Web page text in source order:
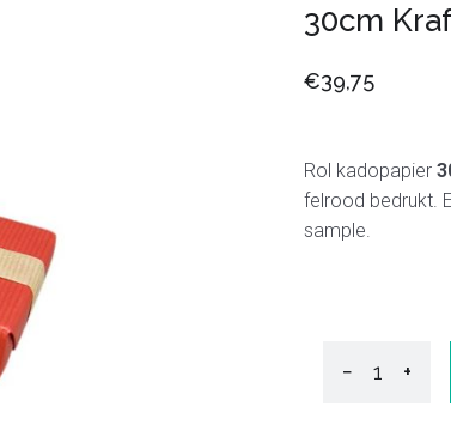
30cm
€39,75
Rol kadopapier
felrood bedrukt.
sample.
− +